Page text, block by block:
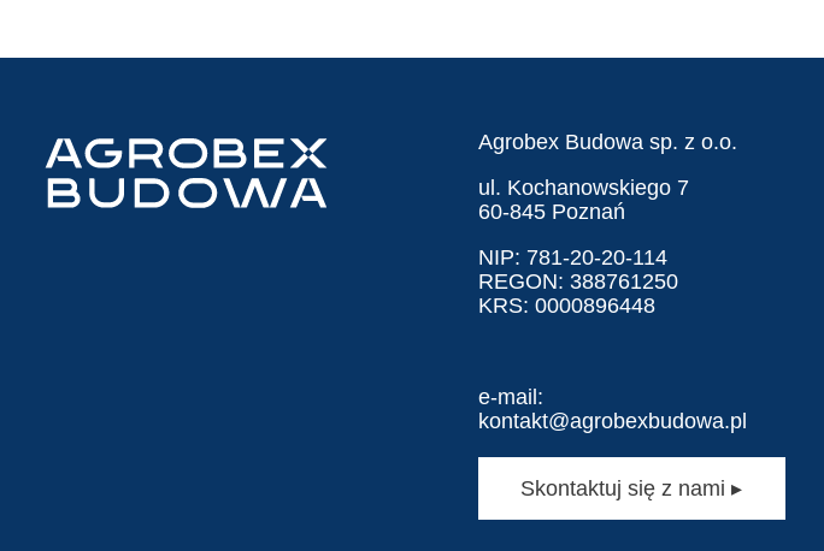
Agrobex Budowa sp. z o.o.
ul. Kochanowskiego 7
60-845 Poznań
NIP: 781-20-20-114
REGON: 388761250
KRS: 0000896448
e-mail:
kontakt@agrobexbudowa.pl
Skontaktuj się z nami ▸